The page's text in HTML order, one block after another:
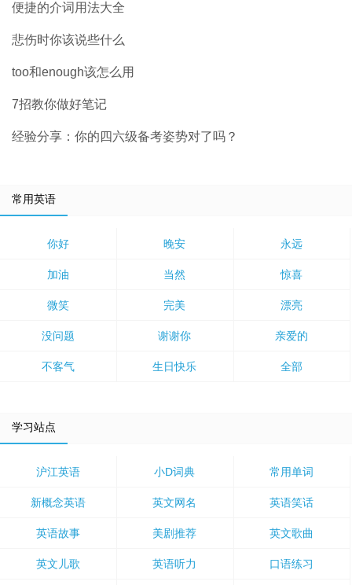
便捷的介词用法大全
悲伤时你该说些什么
too和enough该怎么用
7招教你做好笔记
经验分享：你的四六级备考姿势对了吗？
常用英语
你好 晚安 永远
加油 当然 惊喜
微笑 完美 漂亮
没问题 谢谢你 亲爱的
不客气 生日快乐 全部
学习站点
沪江英语 小D词典 常用单词
新概念英语 英文网名 英语笑话
英语故事 美剧推荐 英文歌曲
英文儿歌 英语听力 口语练习